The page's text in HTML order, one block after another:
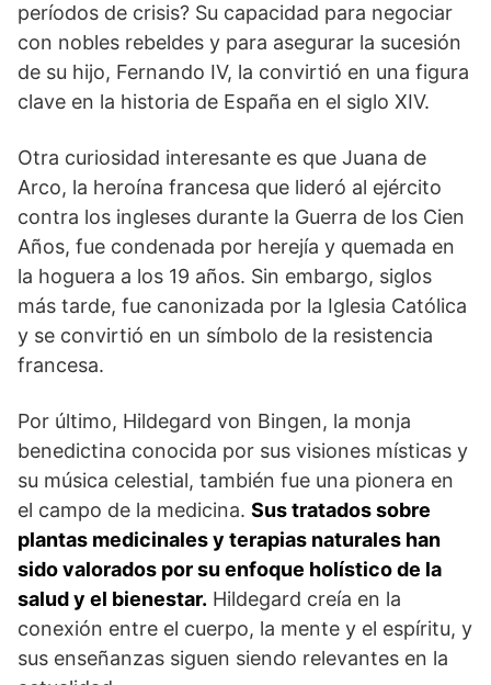
períodos de crisis? Su capacidad para ⁤negociar
con nobles rebeldes y para ​asegurar la ⁤sucesión
de su hijo, Fernando IV, la convirtió en una figura
clave en ⁤la historia de ‌España en ‍el siglo‍ XIV.
Otra curiosidad interesante es que Juana de⁣
Arco, la heroína francesa que lideró al ejército
contra los ingleses durante la Guerra de los Cien
Años, fue condenada por herejía⁣ y quemada en
la hoguera a los 19 años. Sin embargo, siglos
más tarde, fue canonizada ⁢por la Iglesia‍ Católica
y se convirtió en un símbolo de la resistencia
francesa.
Por último, Hildegard von Bingen, la monja
benedictina conocida por sus visiones ​místicas y
su ⁤música celestial, ⁢también fue una pionera en
el campo de la medicina. Sus‍ tratados sobre
plantas medicinales y terapias⁢ naturales ⁢han
sido valorados por su enfoque holístico de la⁤
salud y el bienestar. Hildegard ‍creía en ‍la
conexión entre el​ cuerpo, la mente y el espíritu, y
sus enseñanzas siguen siendo relevantes en la